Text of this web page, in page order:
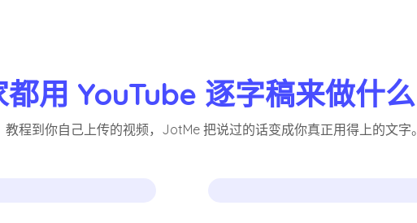
都用 YouTube 逐字稿来做什么
教程到你自己上传的视频，JotMe 把说过的话变成你真正用得上的文字。